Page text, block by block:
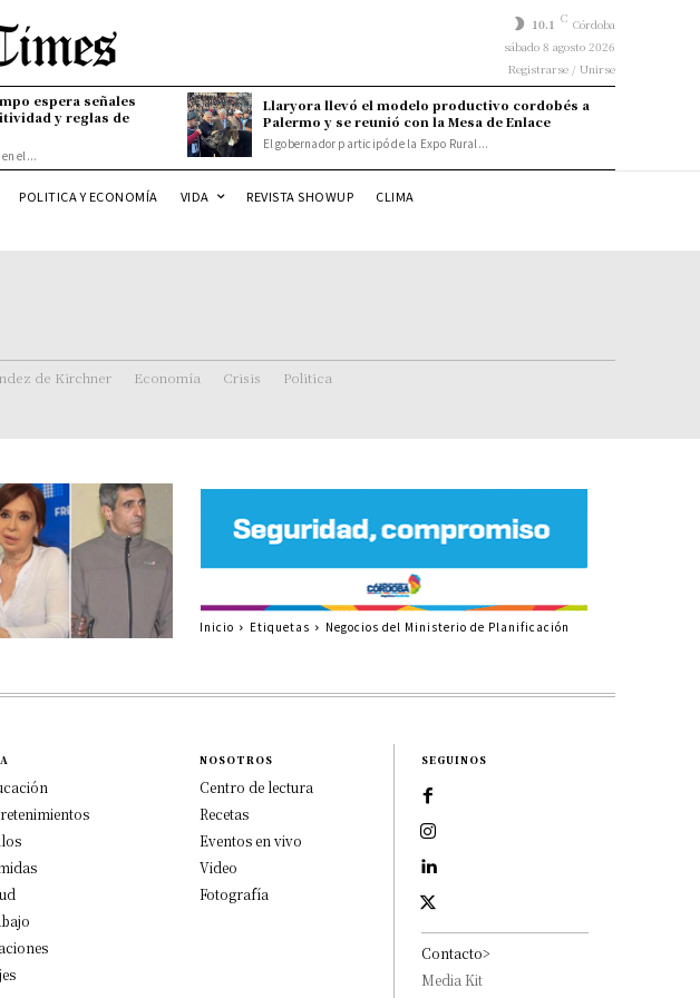
10.1 C Córdoba
sábado 8 agosto 2026
Registrarse / Unirse
espera señales
y reglas de
el...
Llaryora llevó el modelo productivo cordobés a
Palermo y se reunió con la Mesa de Enlace
El gobernador participó de la Expo Rural...
POLITICA Y ECONOMÍA VIDA REVISTA SHOWUP CLIMA
de Kirchner Economía Crisis Politica
Inicio Etiquetas Negocios del Ministerio de Planificación
NOSOTROS
Centro de lectura
Recetas
Eventos en vivo
Video
Fotografía
SEGUINOS
Contacto>
Media Kit